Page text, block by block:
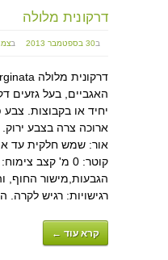
דרקונית מלולה
ב30 בספטמבר 2013 ב
האגביים, בעל גזעים
יחיד או בקבוצות.
ארוכה צרה בצבע
קוטר: 0 מ' קצב
הגבעות,מישור החוף,
רגישויות: רגיש לקרה.
קרא עוד ←